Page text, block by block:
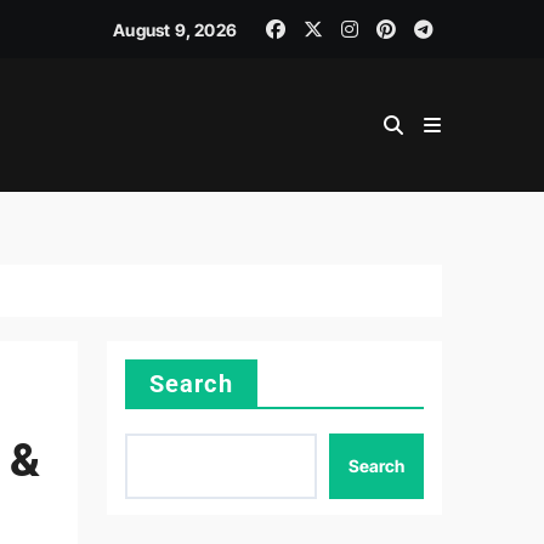
August 9, 2026
&
Search
Search